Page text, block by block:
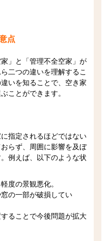
点
」と「管理不全空家」が
二つの違いを理解するこ
いを知ることで、空き家
ことができます。
指定されるほどではない
らず、周囲に影響を及ぼ
例えば、以下のような状
度の景観悪化。
の一部が破損してい
ることで今後問題が拡大